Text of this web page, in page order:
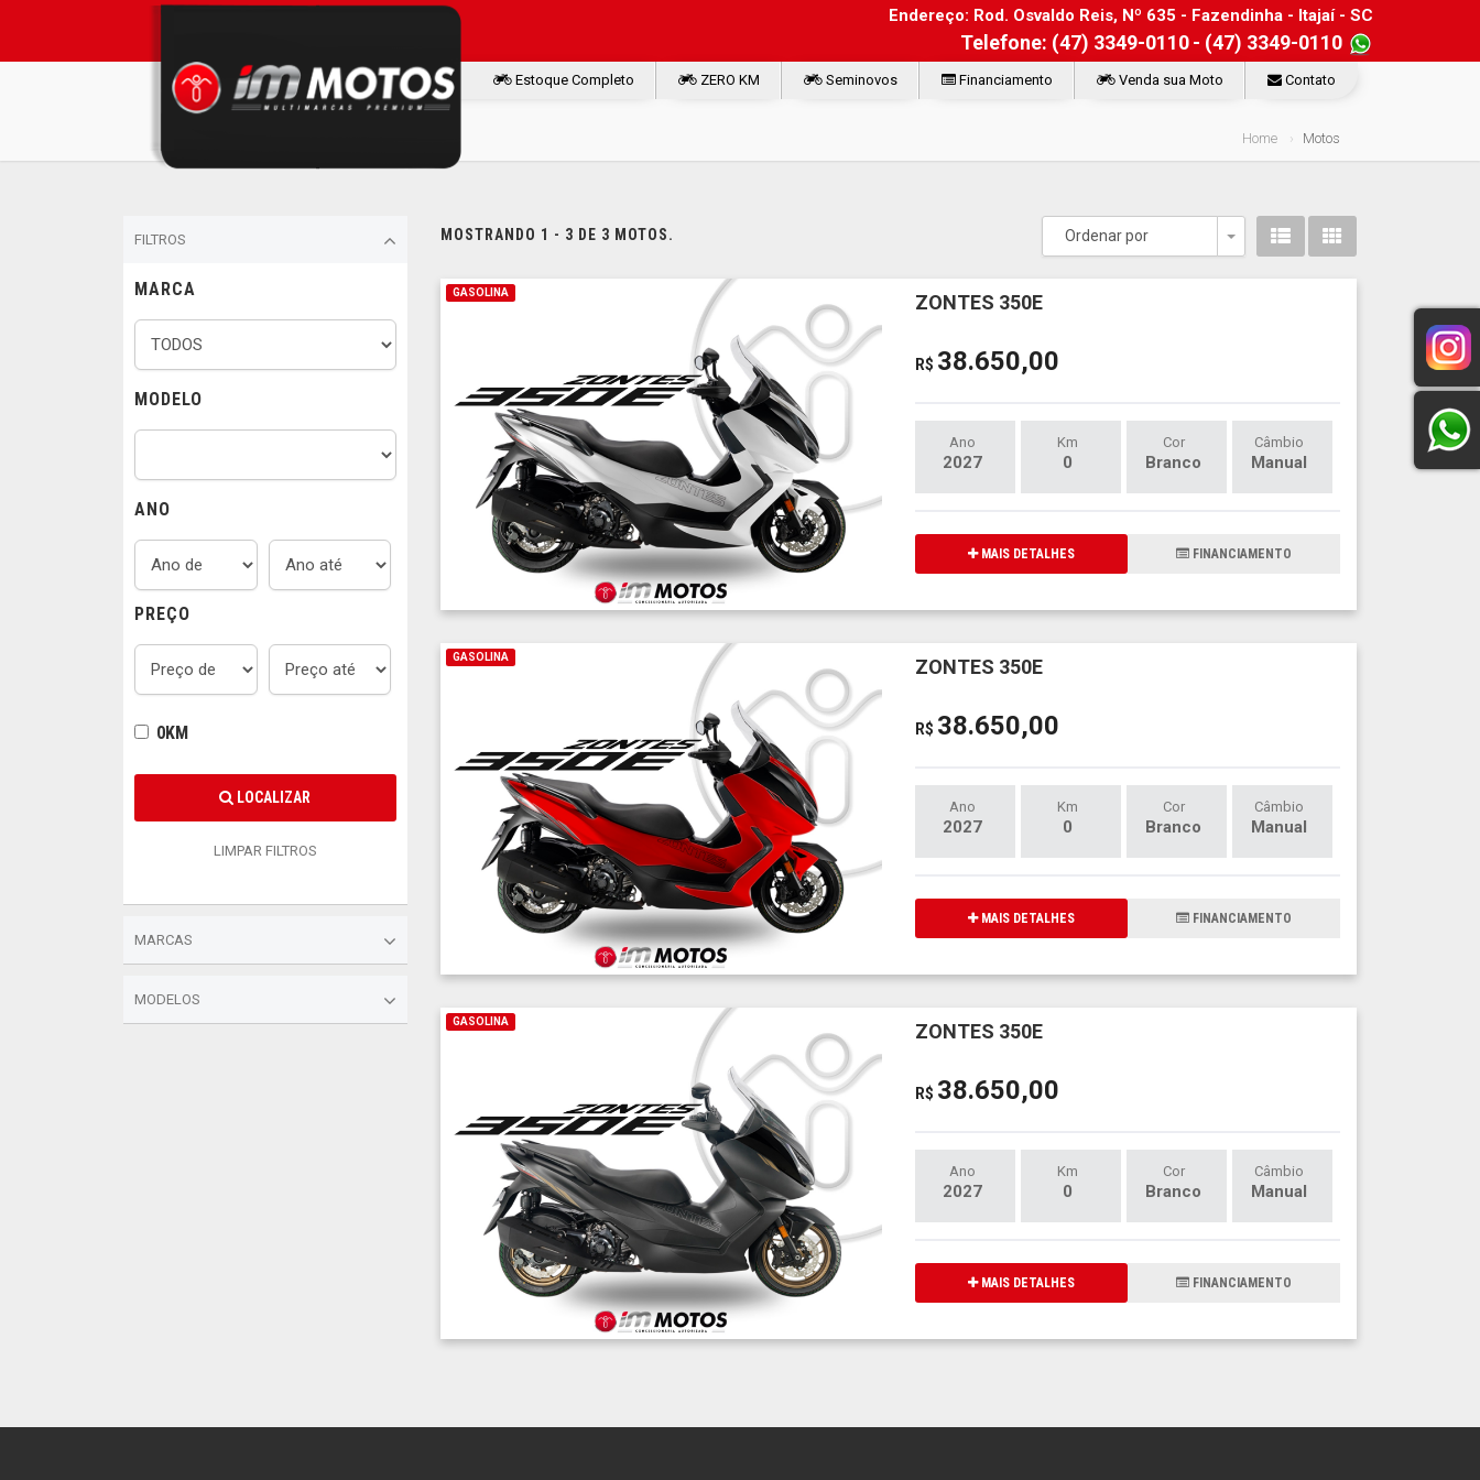
Endereço: Rod. Osvaldo Reis, Nº 635 - Fazendinha - Itajaí - SC
Telefone: (47) 3349-0110- (47) 3349-0110
Estoque Completo ZERO KM Seminovos Financiamento Venda sua Moto Contato
Home Motos
FILTROS
MARCA
MODELO
ANO
PREÇO
0KM
LOCALIZAR
LIMPAR FILTROS
MARCAS
MODELOS
MOSTRANDO 1 - 3 DE 3 MOTOS. Ordenar por
Toggle Dropdown
GASOLINA ZONTES 350E
R$ 38.650,00
Ano
2027
Km
0
Cor
Branco
Câmbio
Manual
MAIS DETALHES FINANCIAMENTO
GASOLINA ZONTES 350E
R$ 38.650,00
Ano
2027
Km
0
Cor
Branco
Câmbio
Manual
MAIS DETALHES FINANCIAMENTO
GASOLINA ZONTES 350E
R$ 38.650,00
Ano
2027
Km
0
Cor
Branco
Câmbio
Manual
MAIS DETALHES FINANCIAMENTO